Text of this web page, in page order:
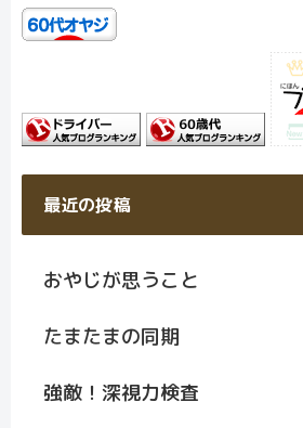
最近の投稿
おやじが思うこと
たまたまの同期
強敵！深視力検査